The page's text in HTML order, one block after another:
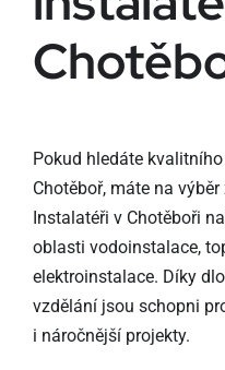
Pokud hledáte
Chotěboř, máte na
Instalatéři v Chotěboři
oblasti vodoinstalace,
elektroinstalace. Díky
vzdělání jsou schopni
i náročnější projekty.